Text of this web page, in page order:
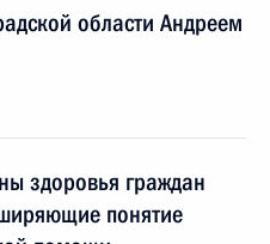
области Андреем
здоровья граждан
понятие